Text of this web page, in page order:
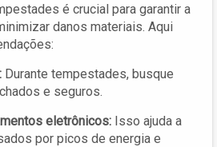
é crucial para garantir a
danos materiais. Aqui
Durante tempestades, busque
e seguros.
eletrônicos: Isso ajuda a
por picos de energia e